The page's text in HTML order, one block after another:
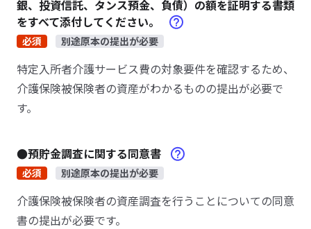
銀、投資信託、タンス預金、負債）の額を証明する書類
をすべて添付してください。
必須 別途原本の提出が必要
特定入所者介護サービス費の対象要件を確認するため、
介護保険被保険者の資産がわかるものの提出が必要で
す。
●預貯金調査に関する同意書
必須 別途原本の提出が必要
介護保険被保険者の資産調査を行うことについての同意
書の提出が必要です。